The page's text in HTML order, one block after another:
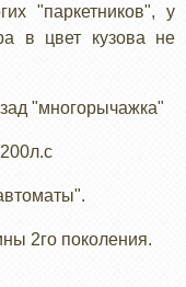
"паркетников", у
в цвет кузова не
"многорычажка"
2го поколения.